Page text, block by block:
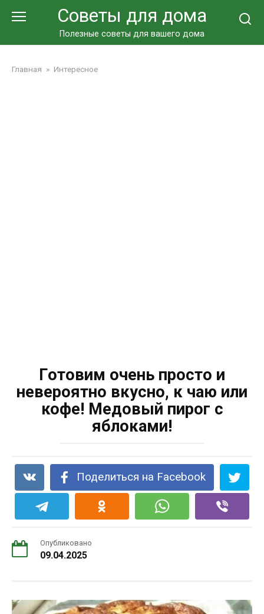
Советы для дома
Полезные советы для вашего дома
Главная » Интересное
Гoтовим очень просто и
невероятно вкуснo, к чаю или
кофе! Медовый пирог с
яблоками!
Поделиться на Facebook
Опубликовано
09.04.2025